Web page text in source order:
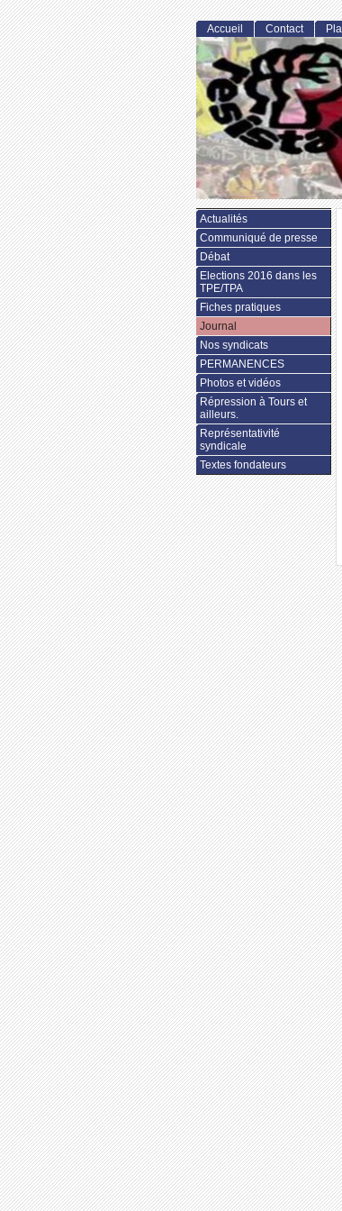
Accueil Contact
Actualités
Communiqué de presse
Débat
Elections 2016 dans les
TPE/TPA
Fiches pratiques
Journal
Nos syndicats
PERMANENCES
Photos et vidéos
Répression à Tours et
ailleurs.
Représentativité
syndicale
Textes fondateurs